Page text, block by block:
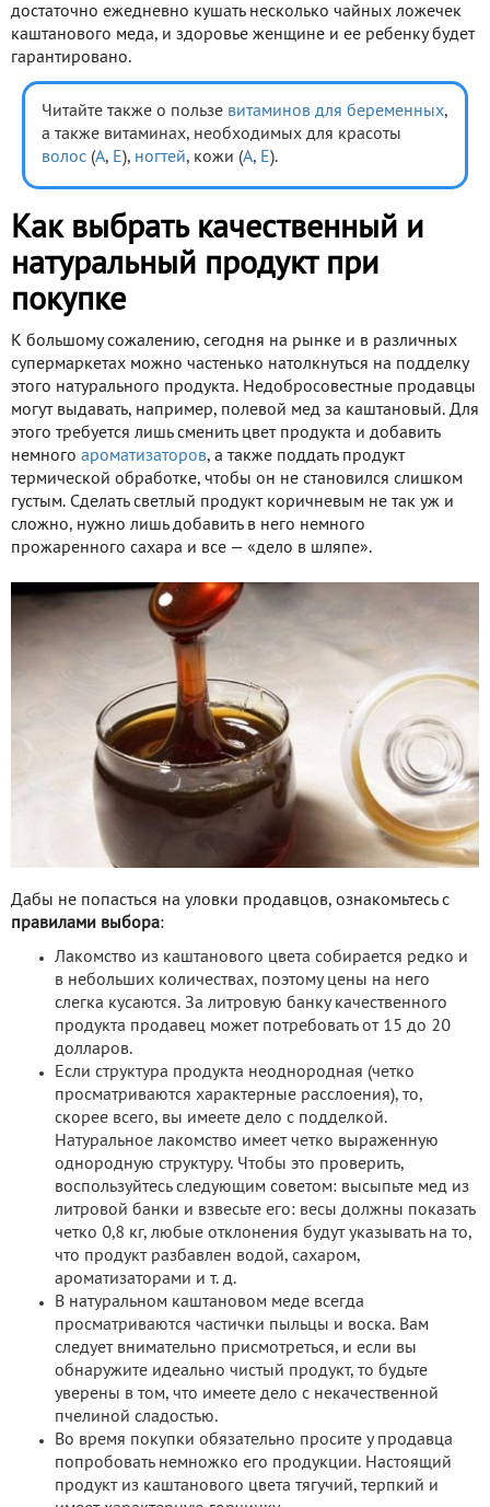
достаточно ежедневно кушать несколько чайных ложечек
каштанового меда, и здоровье женщине и ее ребенку будет
гарантировано.
Читайте также о пользе витаминов для беременных,
а также витаминах, необходимых для красоты
волос (A, Е), ногтей, кожи (А, E).
Как выбрать качественный и
натуральный продукт при
покупке
К большому сожалению, сегодня на рынке и в различных
супермаркетах можно частенько натолкнуться на подделку
этого натурального продукта. Недобросовестные продавцы
могут выдавать, например, полевой мед за каштановый. Для
этого требуется лишь сменить цвет продукта и добавить
немного ароматизаторов, а также поддать продукт
термической обработке, чтобы он не становился слишком
густым. Сделать светлый продукт коричневым не так уж и
сложно, нужно лишь добавить в него немного
прожаренного сахара и все — «дело в шляпе».
Дабы не попасться на уловки продавцов, ознакомьтесь с
правилами выбора:
Лакомство из каштанового цвета собирается редко и
в небольших количествах, поэтому цены на него
слегка кусаются. За литровую банку качественного
продукта продавец может потребовать от 15 до 20
долларов.
Если структура продукта неоднородная (четко
просматриваются характерные расслоения), то,
скорее всего, вы имеете дело с подделкой.
Натуральное лакомство имеет четко выраженную
однородную структуру. Чтобы это проверить,
воспользуйтесь следующим советом: высыпьте мед из
литровой банки и взвесьте его: весы должны показать
четко 0,8 кг, любые отклонения будут указывать на то,
что продукт разбавлен водой, сахаром,
ароматизаторами и т. д.
В натуральном каштановом меде всегда
просматриваются частички пыльцы и воска. Вам
следует внимательно присмотреться, и если вы
обнаружите идеально чистый продукт, то будьте
уверены в том, что имеете дело с некачественной
пчелиной сладостью.
Во время покупки обязательно просите у продавца
попробовать немножко его продукции. Настоящий
продукт из каштанового цвета тягучий, терпкий и